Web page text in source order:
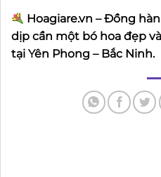
Hoagiare.vn – Đồng
dịp cần một bó hoa đẹp
tại Yên Phong – Bắc Ninh.